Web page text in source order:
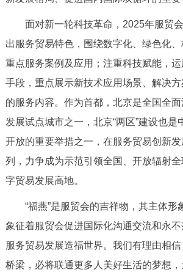
面对新一轮科技革命，2025年服贸会
出服务贸易特色，围绕数字化、绿色化
重点服务案例及应用；注重科技赋能，
手段，重点展示新技术应用场景、解决
的服务内容。作为首都，北京是全国全
发展试点城市之一，北京“两区”建设也是
开放的重要举措之一，在服务贸易创新
列，力争成为示范引领全国、开放辐射
字贸易发展高地。
“福燕”是服贸会的吉祥物，其主体形
象征着服贸会促进国际化沟通交流和永
服务贸易发展造福世界。我们有理由相信
桥梁，必将联通更多人美好生活的梦想